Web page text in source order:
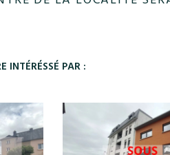
INTÉRÉSSÉ PAR :